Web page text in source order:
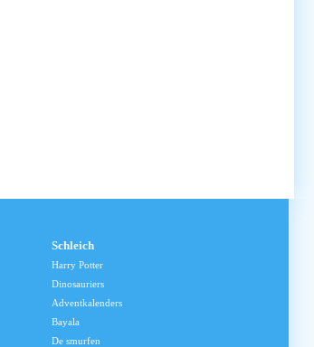
Schleich
Harry Potter
Dinosauriers
Adventkalenders
Bayala
De smurfen